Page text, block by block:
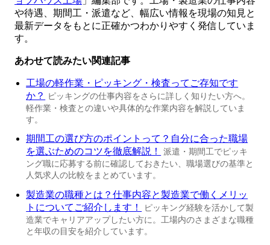
や待遇、期間工・派遣など、幅広い情報を現場の知見と
最新データをもとに正確かつわかりやすく発信していま
す。
あわせて読みたい関連記事
工場の軽作業・ピッキング・検査ってご存知です
か？
ピッキングの仕事内容をさらに詳しく知りたい方へ。
軽作業・検査との違いや具体的な作業内容を解説していま
す。
期間工の選び方のポイントって？自分に合った職場
を選ぶためのコツを徹底解説！
派遣・期間工でピッキ
ング職に応募する前に確認しておきたい、職場選びの基準と
人気求人の比較をまとめています。
製造業の職種とは？仕事内容と製造業で働くメリッ
トについてご紹介します！
ピッキング経験を活かして製
造業でキャリアアップしたい方に。工場内のさまざまな職種
と年収の目安を紹介しています。